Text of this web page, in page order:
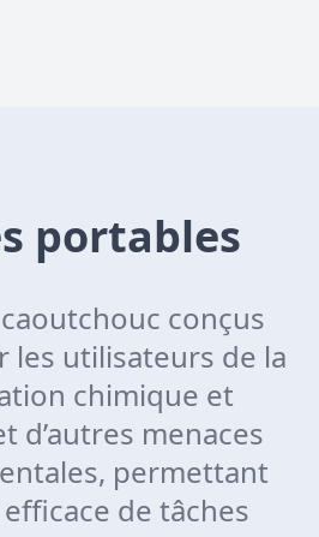
portables
conçus
les utilisateurs de la
chimique et
d’autres menaces
permettant
efficace de tâches